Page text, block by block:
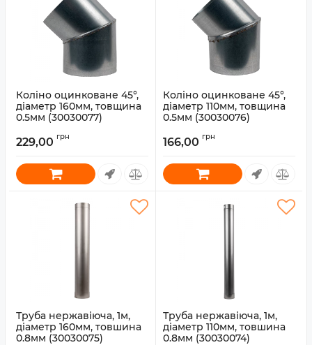
Коліно оцинковане 45°,
діаметр 160мм, товщина
0.5мм (30030077)
229,00 грн
Коліно оцинковане 45°,
діаметр 110мм, товщина
0.5мм (30030076)
166,00 грн
Труба нержавіюча, 1м,
діаметр 160мм, товшина
0.8мм (30030075)
Труба нержавіюча, 1м,
діаметр 110мм, товшина
0.8мм (30030074)